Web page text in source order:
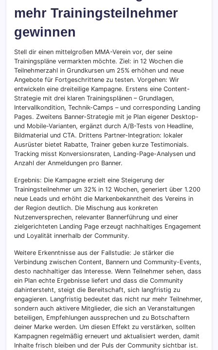
mehr Trainingsteilnehmer
gewinnen
Stell dir einen mittelgroßen MMA-Verein vor, der seine
Trainingspläne vermarkten möchte. Ziel: in 12 Wochen die
Teilnehmerzahl in Grundkursen um 25% erhöhen und neue
Angebote für Fortgeschrittene zu testen. Vorgehen: Wir
entwickeln eine dreiteilige Kampagne. Erstens eine Content-
Strategie mit drei klaren Trainingsplänen – Grundlagen,
Intervallkondition, Technik-Camps – und corresponding Landing
Pages. Zweitens Banner-Strategie mit je Plan eigener Desktop-
und Mobile-Varianten, ergänzt durch A/B-Tests von Headline,
Bildmaterial und CTA. Drittens Partner-Integration: lokaler
Ausrüster bietet Rabatte, Trainer geben kurze Testimonials.
Tracking misst Konversionsraten, Landing-Page-Analysen und
Anzahl der Anmeldungen pro Banner.
Ergebnis: Die Kampagne erzielt eine Steigerung der
Trainingsteilnehmer um 32% in 12 Wochen, generiert über 1.200
neue Leads und erhöht die Markenbekanntheit des Vereins in
der Region deutlich. Die Mischung aus konkreten
Nutzenversprechen, relevanter Bannerführung und einer
zielgerichteten Landing Page erzeugt nachhaltiges Engagement
und Loyalität innerhalb der Community.
Weitere Erkenntnisse aus der Fallstudie: Je stärker die
Verbindung zwischen Content, Bannern und Community-Events,
desto nachhaltiger das Interesse. Wenn Teilnehmer sehen, dass
ein Plan echte Ergebnisse liefert und dass die Community
dahintersteht, steigt die Bereitschaft, sich langfristig zu
engagieren. Langfristig bedeutet das nicht nur mehr Teilnehmer,
sondern auch aktivere Mitglieder, die sich an Veranstaltungen
beteiligen, Empfehlungen aussprechen und zu Botschaftern
deiner Marke werden. Um diesen Effekt zu verstärken, sollten
Kampagnen regelmäßig erneuert und aktualisiert werden, damit
Inhalte frisch bleiben und der Puls der Community sichtbar ist.